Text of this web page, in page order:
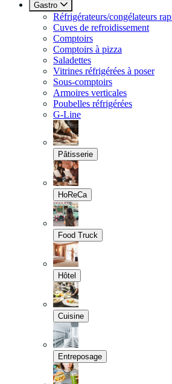
Gastro
Réfrigérateurs/congélateurs
Cuves de refroidissement
Comptoirs
Comptoirs à pizza
Saladettes
Vitrines réfrigérées à poser
Sous-comptoirs
Armoires verticales
Poubelles réfrigérées
G-Line
Pâtisserie
HoReCa
Food Truck
Hôtel
Cuisine
Entreposage